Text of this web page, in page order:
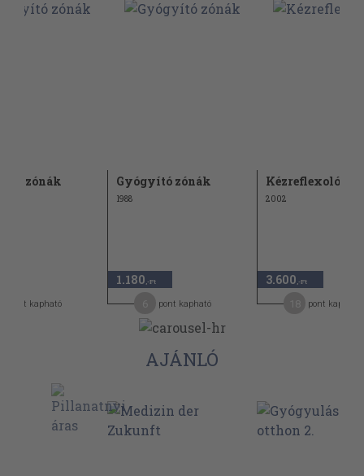
zónák
pont kapható
Gyógyító zónák
1988
1.180 ,-Ft
pont kapható
Kézreflexológia
2002
3.600 ,-Ft
pont kapható
AJÁNLÓ